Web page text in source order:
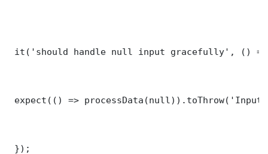
it('should handle null input gracefully', ()
expect(() =>
});